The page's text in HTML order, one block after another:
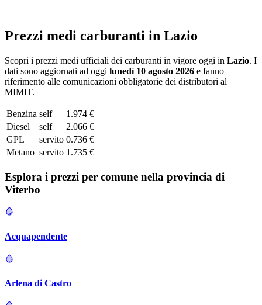
Prezzi medi carburanti in Lazio
Scopri i prezzi medi ufficiali dei carburanti in vigore oggi in Lazio. I
dati sono aggiornati ad oggi lunedì 10 agosto 2026 e fanno
riferimento alle comunicazioni obbligatorie dei distributori al
MIMIT.
Benzina self
1.974 €
Diesel
self
2.066 €
GPL
servito 0.736 €
Metano servito 1.735 €
Esplora i prezzi per comune nella provincia di
Viterbo
Acquapendente
Arlena di Castro